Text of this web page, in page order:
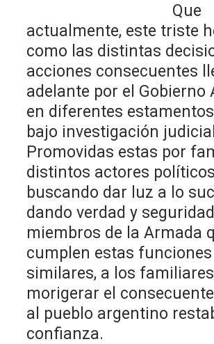
Que
actualmente, este triste
como las distintas
acciones consecuentes
adelante por el Gobierno
en diferentes
bajo investigación
Promovidas estas por
distintos actores
buscando dar luz a lo
dando verdad y
miembros de la Armada
cumplen estas
similares, a los familiares
morigerar el
al pueblo argentino
confianza.